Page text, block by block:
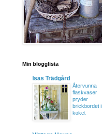
Min blogglista
Isas Trädgård
Återvunna
flaskvaser
pryder
brickbordet i
köket